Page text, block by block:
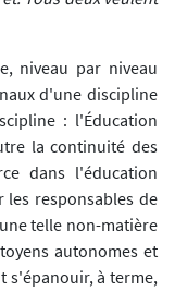
niveau par niveau
d'une discipline
: l'Éducation
la continuité des
dans l'éducation
les responsables de
telle non-matière
autonomes et
s'épanouir, à terme,